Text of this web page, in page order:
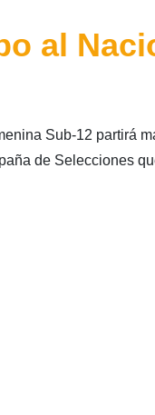
al
Sub-12 partirá
de Selecciones